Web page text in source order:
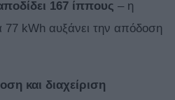
167 ίππους – η
77 kWh αυξάνει την απόδοση
και διαχείριση